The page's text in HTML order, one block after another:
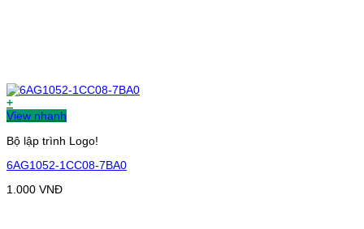
+
View nhanh
Bộ lập trình Logo!
6AG1052-1CC08-7BA0
1.000 VNĐ